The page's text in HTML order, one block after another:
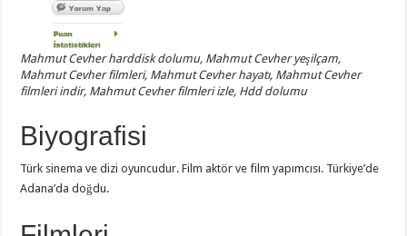
Mahmut Cevher harddisk dolumu, Mahmut Cevher yeşilçam,
Mahmut Cevher filmleri, Mahmut Cevher hayatı, Mahmut Cevher
filmleri indir, Mahmut Cevher filmleri izle, Hdd dolumu
Biyografisi
Türk sinema ve dizi oyuncudur. Film aktör ve film yapımcısı. Türkiye’de
Adana’da doğdu.